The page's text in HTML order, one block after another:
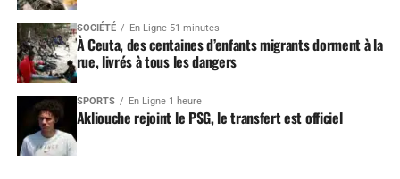
SOCIÉTÉ En Ligne 51 minutes
À Ceuta, des centaines d’enfants migrants dorment à la
rue, livrés à tous les dangers
SPORTS En Ligne 1 heure
Akliouche rejoint le PSG, le transfert est officiel